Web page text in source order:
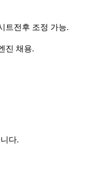
트전후 조정 가능.
진 채용.
다.